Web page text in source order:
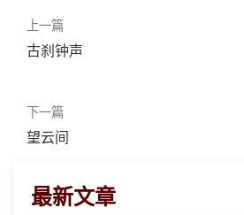
上一篇
古刹钟声
下一篇
望云间
最新文章